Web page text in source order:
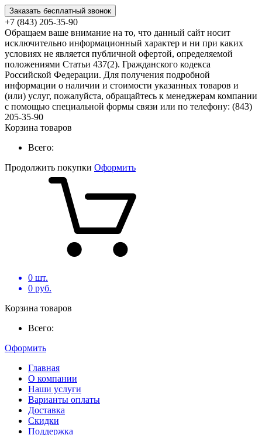
Заказать бесплатный звонок
+7 (843) 205-35-90
Обращаем ваше внимание на то, что данный сайт носит
исключительно информационный характер и ни при каких
условиях не является публичной офертой, определяемой
положениями Статьи 437(2). Гражданского кодекса
Российской Федерации. Для получения подробной
информации о наличии и стоимости указанных товаров и
(или) услуг, пожалуйста, обращайтесь к менеджерам компании
с помощью специальной формы связи или по телефону: (843)
205-35-90
Корзина товаров
Всего:
Продолжить покупки Оформить
0 шт.
0 руб.
Корзина товаров
Всего:
Оформить
Главная
О компании
Наши услуги
Варианты оплаты
Доставка
Скидки
Поддержка